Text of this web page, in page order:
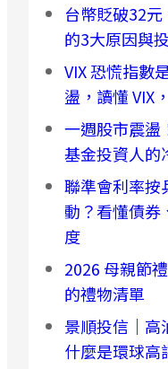
台幣貶破32
的3大原因與
VIX 恐慌指數
盪，讀懂 VIX
一週股市震盪
基金投資人的
聯準會利率按
動？看懂債券
度
2026 母親節
的禮物清單
景順投信｜高
什麼是環球高